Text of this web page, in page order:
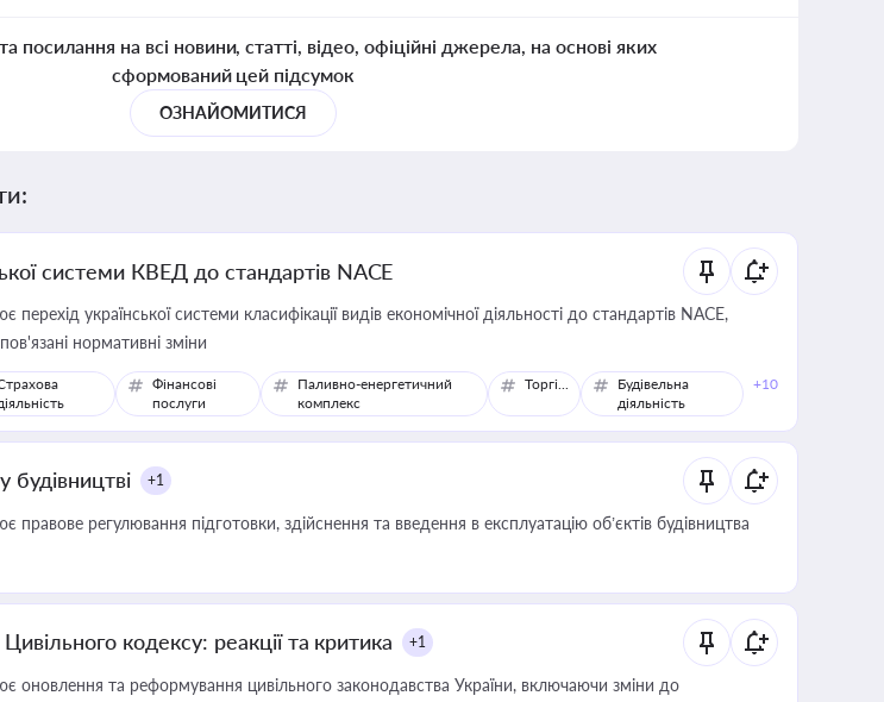
посилання на всі новини, статті, відео, офіційні джерела, на основі яких
сформований цей підсумок
ОЗНАЙОМИТИСЯ
системи КВЕД до стандартів NACE
перехід української системи класифікації видів економічної діяльності до стандартів NACE,
нормативні зміни
Фінансові
послуги
Паливно-енергетичний
комплекс
Торгівля
Будівельна
діяльність
+10
будівництві +1
правове регулювання підготовки, здійснення та введення в експлуатацію об’єктів будівництва
кодексу: реакції та критика +1
оновлення та реформування цивільного законодавства України, включаючи зміни до